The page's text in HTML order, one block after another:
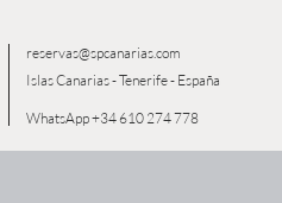
reservas@spcanarias.com
Islas Canarias - Tenerife - España
WhatsApp +34 610 274 778